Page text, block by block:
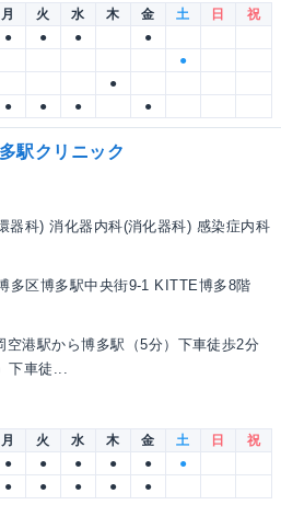
月 火 水 木 金 土 日
祝
● ● ●
●
●
●
● ● ● ●
駅クリニック
器科) 消化器内科(消化器科) 感染症内科
多区博多駅中央街9-1 KITTE博多8階
空港駅から博多駅（5分）下車徒歩2分
下車徒...
月 火 水 木 金 土 日
祝
● ● ● ● ●
●
● ● ● ● ●